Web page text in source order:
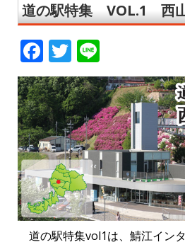
道の駅特集 VOL.1 西
F
a
c
e
b
o
o
k
T
w
it
te
r
n
e
道の駅特集vol1は、鯖江イン